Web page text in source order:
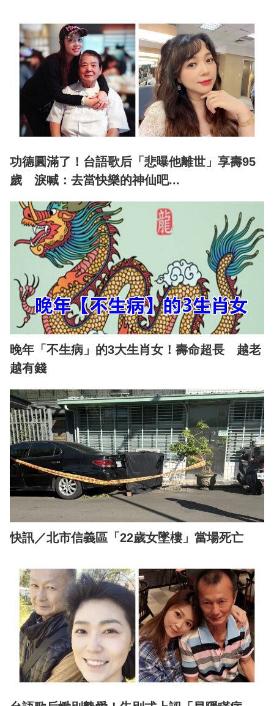
功德圓滿了！台語歌后「悲曝他離世」享壽95
歲 淚喊：去當快樂的神仙吧...
晚年「不生病」的3大生肖女！壽命超長 越老
越有錢
快訊／北市信義區「22歲女墜樓」當場死亡